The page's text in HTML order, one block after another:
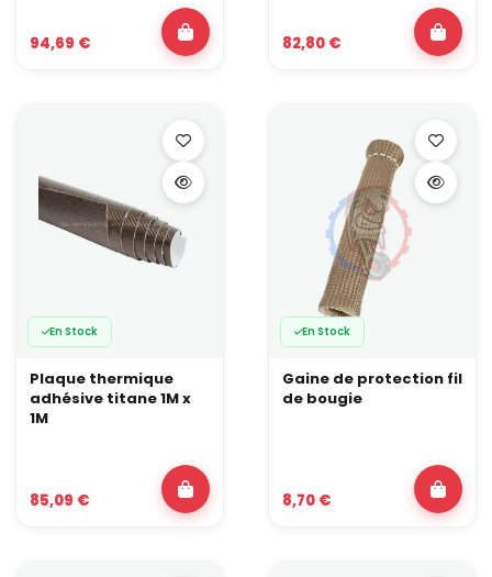
94,69 € 82,80 €
En Stock
Plaque thermique
adhésive titane 1M x
1M
85,09 €
En Stock
Gaine de protection fil
de bougie
8,70 €